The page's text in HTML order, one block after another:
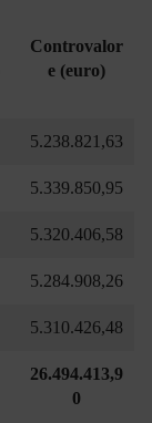
Controvalor
e (euro)
5.238.821,63
5.339.850,95
5.320.406,58
5.284.908,26
5.310.426,48
26.494.413,9
0